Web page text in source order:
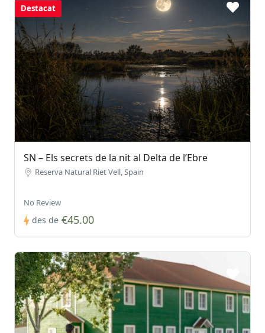
Destacat
SN – Els secrets de la nit al Delta de l’Ebre
Reserva Natural Riet Vell, Spain
No Review
des de €45.00